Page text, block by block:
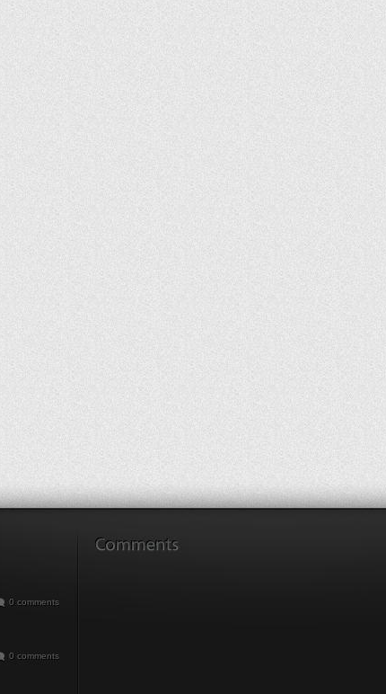
0 comments
0 comments